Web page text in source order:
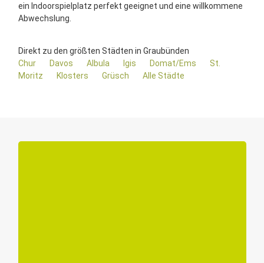
ein Indoorspielplatz perfekt geeignet und eine willkommene
Abwechslung.
Direkt zu den größten Städten in Graubünden
Chur
Davos Albula Igis Domat/Ems
St.
Moritz
Klosters Grüsch Alle Städte